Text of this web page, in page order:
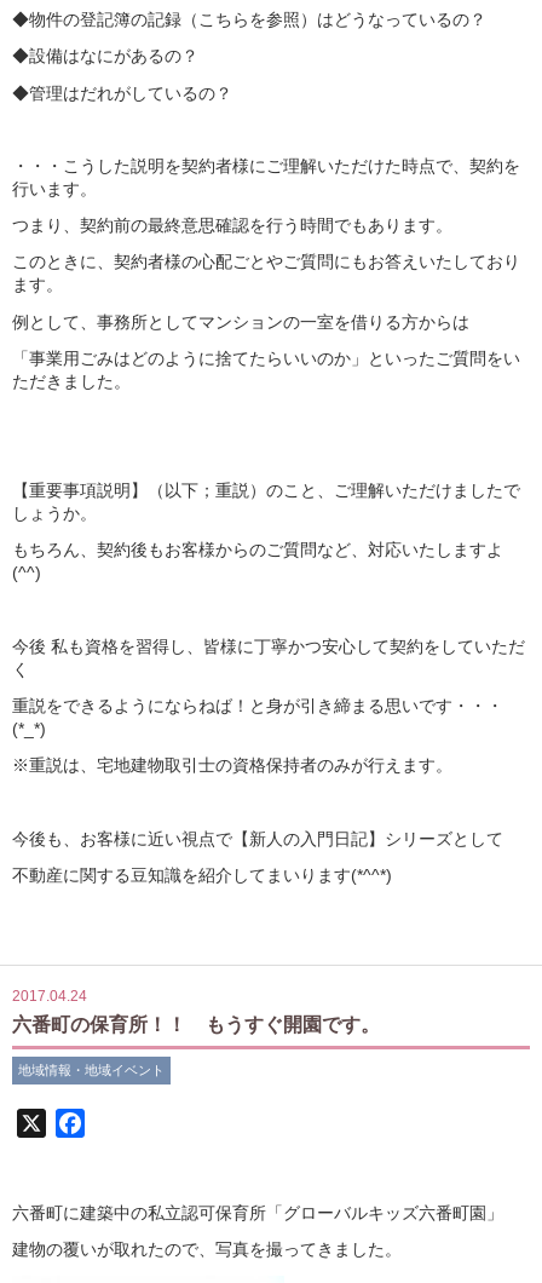
◆物件の登記簿の記録（こちらを参照）はどうなっているの？
◆設備はなにがあるの？
◆管理はだれがしているの？
・・・こうした説明を契約者様にご理解いただけた時点で、契約を
行います。
つまり、契約前の最終意思確認を行う時間でもあります。
このときに、契約者様の心配ごとやご質問にもお答えいたしており
ます。
例として、事務所としてマンションの一室を借りる方からは
「事業用ごみはどのように捨てたらいいのか」といったご質問をい
ただきました。
【重要事項説明】（以下；重説）のこと、ご理解いただけましたで
しょうか。
もちろん、契約後もお客様からのご質問など、対応いたしますよ
(^^)
今後 私も資格を習得し、皆様に丁寧かつ安心して契約をしていただ
く
重説をできるようにならねば！と身が引き締まる思いです・・・
(*_*)
※重説は、宅地建物取引士の資格保持者のみが行えます。
今後も、お客様に近い視点で【新人の入門日記】シリーズとして
不動産に関する豆知識を紹介してまいります(*^^*)
2017.04.24
六番町の保育所！！ もうすぐ開園です。
地域情報・地域イベント
六番町に建築中の私立認可保育所「グローバルキッズ六番町園」
建物の覆いが取れたので、写真を撮ってきました。